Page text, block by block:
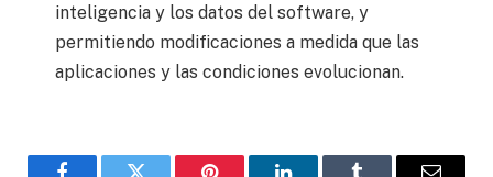
inteligencia y los datos del software, y
permitiendo modificaciones a medida que las
aplicaciones y las condiciones evolucionan.